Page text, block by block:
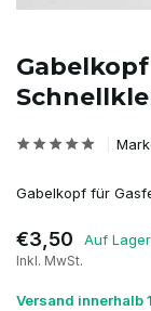
Gabelkopf für
€3,50 Auf Lager
Inkl. MwSt.
Versand innerhalb